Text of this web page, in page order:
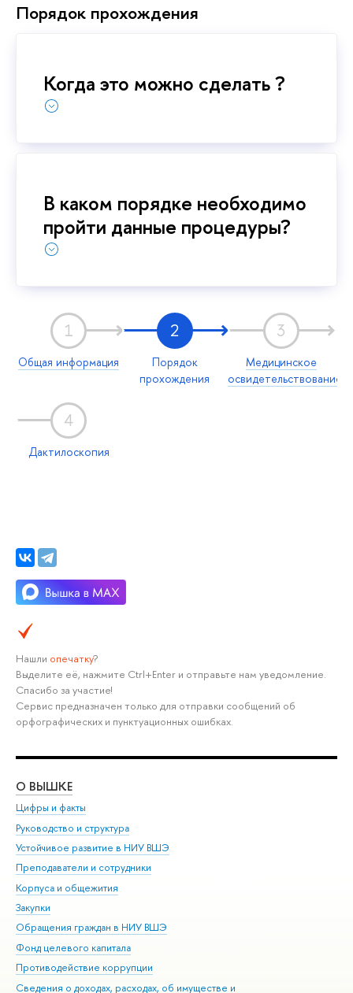
Порядок прохождения
Когда это можно сделать ?
В каком порядке необходимо
пройти данные процедуры?
1
Общая информация
2
Порядок
прохождения
3
Медицинское
освидетельствование
4
Дактилоскопия
Нашли опечатку?
Выделите её, нажмите Ctrl+Enter и отправьте нам уведомление.
Спасибо за участие!
Сервис предназначен только для отправки сообщений об
орфографических и пунктуационных ошибках.
О ВЫШКЕ
Цифры и факты
Руководство и структура
Устойчивое развитие в НИУ ВШЭ
Преподаватели и сотрудники
Корпуса и общежития
Закупки
Обращения граждан в НИУ ВШЭ
Фонд целевого капитала
Противодействие коррупции
Сведения о доходах, расходах, об имуществе и